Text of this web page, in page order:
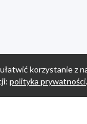
korzystanie z
polityka prywatności.